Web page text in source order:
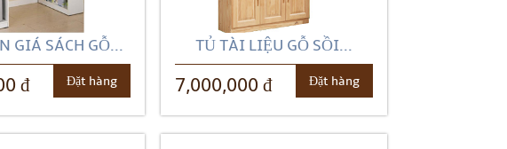
GIÁ SÁCH GỖ...
đ Đặt hàng
TỦ TÀI LIỆU GỖ SỒI...
7,000,000 đ Đặt hàng